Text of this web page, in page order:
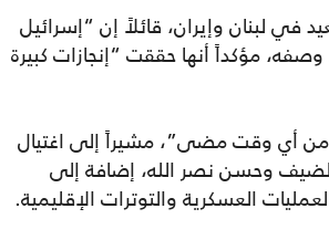
لبنان وإيران، قائلاً إن “إسرائيل
مؤكداً أنها حققت “إنجازات كبيرة
أي وقت مضى”، مشيراً إلى اغتيال
وحسن نصر الله، إضافة إلى
العسكرية والتوترات الإقليمية.